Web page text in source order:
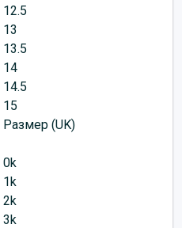
12.5
13
13.5
14
14.5
15
Размер (UK)
0k
1k
2k
3k